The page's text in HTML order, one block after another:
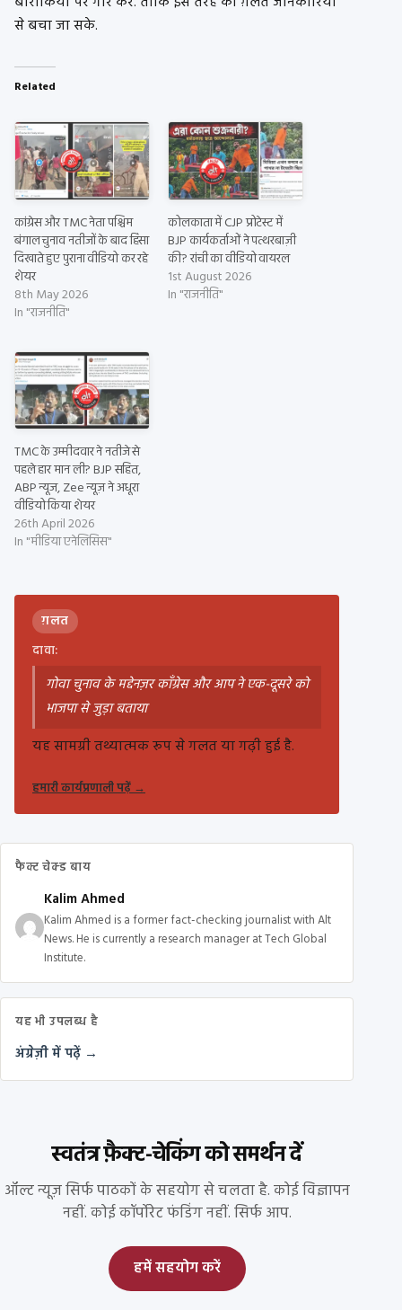
से बचा जा सके.
Related
कांग्रेस और TMC नेता पश्चिम
बंगाल चुनाव नतीजों के बाद हिंसा
दिखाते हुए पुराना वीडियो कर रहे
शेयर
8th May 2026
In "राजनीति"
कोलकाता में CJP प्रोटेस्ट में
BJP कार्यकर्ताओं ने पत्थरबाज़ी
की? रांची का वीडियो वायरल
1st August 2026
In "राजनीति"
TMC के उम्मीदवार ने नतीजे से
पहले हार मान ली? BJP सहित,
ABP न्यूज, Zee न्यूज़ ने अधूरा
वीडियो किया शेयर
26th April 2026
In "मीडिया एनेलिसिस"
ग़लत
दावा:
गोवा चुनाव के मद्देनज़र कॉंग्रेस और आप ने एक-दूसरे को
भाजपा से जुड़ा बताया
यह सामग्री तथ्यात्मक रूप से गलत या गढ़ी हुई है.
हमारी कार्यप्रणाली पढ़ें→
फैक्ट चेक्ड बाय
Kalim Ahmed
Kalim Ahmed is a former fact-checking journalist with Alt
News. He is currently a research manager at Tech Global
Institute.
यह भी उपलब्ध है
अंग्रेज़ी में पढ़ें →
स्वतंत्र फ़ैक्ट-चेकिंग को समर्थन दें
ऑल्ट न्यूज़ सिर्फ पाठकों के सहयोग से चलता है. कोई विज्ञापन
नहीं. कोई कॉर्पोरेट फंडिंग नहीं. सिर्फ आप.
हमें सहयोग करें